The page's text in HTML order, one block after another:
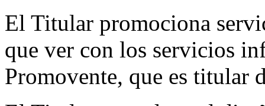
El Titular promociona
que ver con los servicios
Promovente, que es titular